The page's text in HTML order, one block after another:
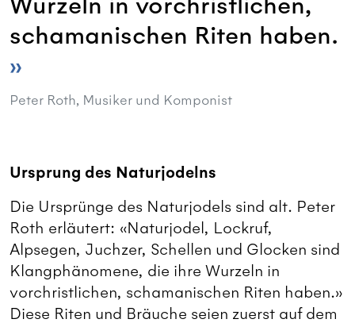
Wurzeln in vorchristlichen,
schamanischen Riten haben.
Peter Roth, Musiker und Komponist
Ursprung des Naturjodelns
Die Ursprünge des Naturjodels sind alt. Peter
Roth erläutert: «Naturjodel, Lockruf,
Alpsegen, Juchzer, Schellen und Glocken sind
Klangphänomene, die ihre Wurzeln in
vorchristlichen, schamanischen Riten haben.»
Diese Riten und Bräuche seien zuerst auf dem